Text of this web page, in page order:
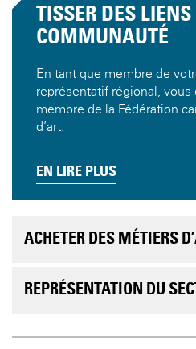
TISSER DES
COMMUNAUTÉ
En tant que membre de
représentatif régional,
membre de la Fédération
d’art.
EN LIRE PLUS
ACHETER DES MÉTIERS
REPRÉSENTATION DU